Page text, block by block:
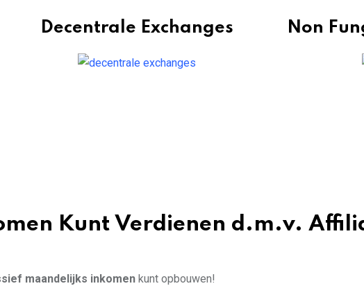
Decentrale Exchanges Non
Kunt Verdienen d.m.v.
maandelijks inkomen kunt opbouwen!